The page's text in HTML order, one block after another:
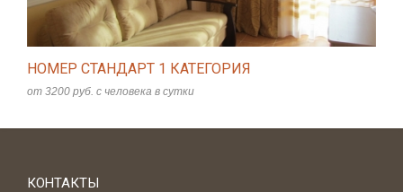
НОМЕР СТАНДАРТ 1 КАТЕГОРИЯ
от 3200 руб. с человека в сутки
КОНТАКТЫ